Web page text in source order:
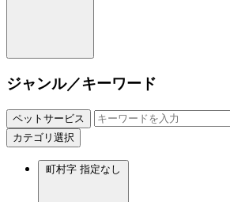
ジャンル／キーワード
ペットサービス
カテゴリ選択
町村字 指定なし